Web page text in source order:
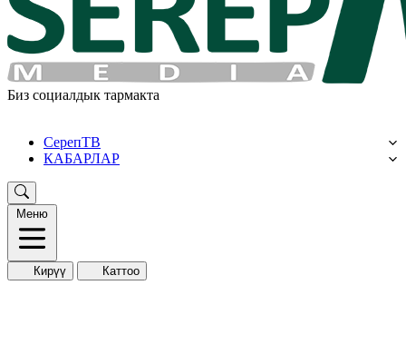
Биз социалдык тармакта
СерепТВ
КАБАРЛАР
Меню
Кирүү Каттоо